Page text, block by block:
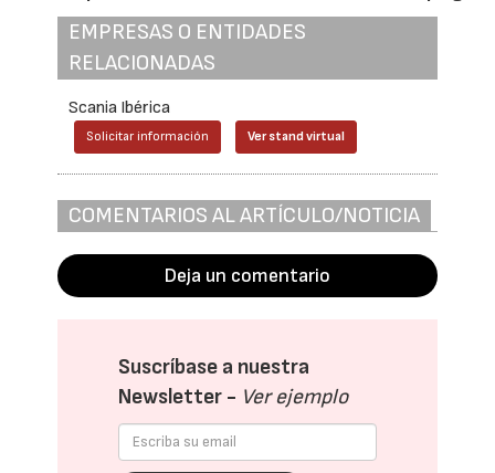
EMPRESAS O ENTIDADES
RELACIONADAS
Scania Ibérica
Solicitar información Ver stand virtual
COMENTARIOS AL ARTÍCULO/NOTICIA
Deja un comentario
Suscríbase a nuestra
Newsletter - Ver ejemplo